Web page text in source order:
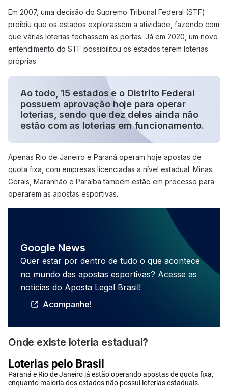
Em 2007, uma decisão do Supremo Tribunal Federal (STF)
proibiu que os estados explorassem a atividade, fazendo com
que várias loterias fechassem as portas. Já em 2020, um novo
entendimento do STF possibilitou os estados terem loterias
próprias.
Ao todo, 15 estados e o Distrito Federal
possuem aprovação hoje para operar
loterias, sendo que dez deles ainda não
estão com as loterias em funcionamento.
Apenas Rio de Janeiro e Paraná operam hoje apostas de
quota fixa, com empresas licenciadas a nível estadual. Minas
Gerais, Maranhão e Paraíba também estão em processo para
operarem as apostas esportivas.
Google News
Quer estar por dentro de tudo o que acontece
no mundo das apostas esportivas? Acesse as
notícias do Aposta Legal Brasil!
Acompanhe!
Onde existe loteria estadual?